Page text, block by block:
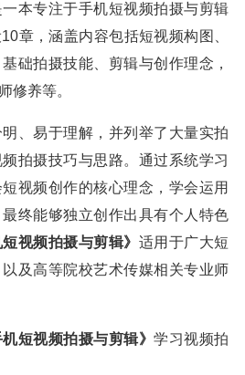
一本专注于手机短视频拍摄与剪辑
章，涵盖内容包括短视频构图、
础拍摄技能、剪辑与创作理念，
修养等。
、易于理解，并列举了大量实拍
拍摄技巧与思路。通过系统学习
视频创作的核心理念，学会运用
终能够独立创作出具有个人特色
短视频拍摄与剪辑》 适用于广大短
及高等院校艺术传媒相关专业师
机短视频拍摄与剪辑》 学习视频拍